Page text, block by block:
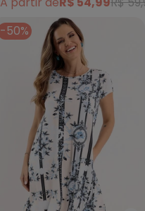
-50%